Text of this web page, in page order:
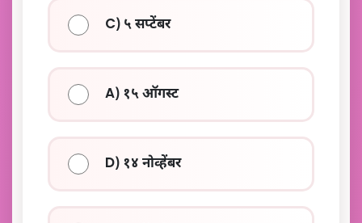
C) ५ सप्टेंबर
A) १५ ऑगस्ट
D) १४ नोव्हेंबर